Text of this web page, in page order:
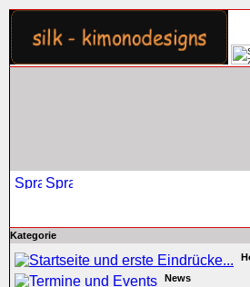
Kategorie
News